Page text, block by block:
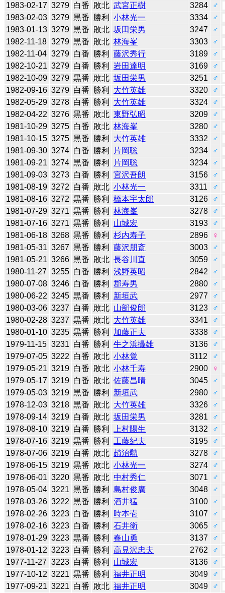
1983-02-17 3279 白番 敗北 武宮正樹 3284
♂
1983-02-03 3279 黒番 勝利 小林光一 3334
♂
1983-01-13 3279 黒番 敗北 坂田栄男 3247
♂
1982-11-18 3279 黒番 敗北 林海峯 3303
♂
1982-11-04 3279 白番 勝利 藤沢秀行 3189
♂
1982-10-21 3279 白番 勝利 岩田達明 3169
♂
1982-10-09 3279 黒番 敗北 坂田栄男 3251
♂
1982-09-16 3279 白番 勝利 大竹英雄 3320
♂
1982-05-29 3278 白番 勝利 大竹英雄 3324
♂
1982-04-22 3276 黒番 敗北 東野弘昭 3209
♂
1981-10-29 3275 白番 敗北 林海峯 3280
♂
1981-10-15 3275 黒番 勝利 大竹英雄 3332
♂
1981-09-30 3274 白番 勝利 片岡聡 3234
♂
1981-09-21 3274 黒番 勝利 片岡聡 3234
♂
1981-09-03 3273 白番 勝利 宮沢吾朗 3156
♂
1981-08-19 3272 白番 敗北 小林光一 3311
♂
1981-08-16 3272 黒番 勝利 橋本宇太郎 3126
♂
1981-07-29 3271 黒番 勝利 林海峯 3278
♂
1981-07-16 3271 黒番 勝利 山城宏 3193
♂
1981-06-18 3268 黒番 勝利 杉内寿子 2896
♀
1981-05-31 3267 黒番 勝利 藤沢朋斎 3003
♂
1981-05-21 3266 黒番 敗北 長谷川直 3059
♂
1980-11-27 3255 白番 勝利 浅野英昭 2842
♂
1980-07-08 3246 白番 勝利 郡寿男 2880
♂
1980-06-22 3245 黒番 勝利 新垣武 2977
♂
1980-03-06 3237 白番 敗北 山部俊郎 3123
♂
1980-02-28 3237 黒番 敗北 大竹英雄 3341
♂
1980-01-10 3235 黒番 勝利 加藤正夫 3338
♂
1979-11-15 3231 白番 勝利 牛之浜撮雄 3136
♂
1979-07-05 3222 白番 敗北 小林覚 3112
♂
1979-05-21 3219 白番 敗北 小林千寿 2900
♀
1979-05-17 3219 白番 敗北 佐藤昌晴 3045
♂
1979-05-03 3219 黒番 勝利 新垣武 2980
♂
1978-12-03 3218 黒番 敗北 大竹英雄 3326
♂
1978-09-14 3219 白番 敗北 坂田栄男 3281
♂
1978-08-10 3219 白番 勝利 上村陽生 3132
♂
1978-07-16 3219 黒番 勝利 工藤紀夫 3195
♂
1978-07-06 3219 白番 敗北 趙治勲 3278
♂
1978-06-15 3219 黒番 敗北 小林光一 3274
♂
1978-06-01 3220 黒番 敗北 中村秀仁 3071
♂
1978-05-04 3221 黒番 勝利 島村俊廣 3048
♂
1978-03-26 3222 黒番 勝利 酒井猛 3100
♂
1978-02-26 3223 白番 勝利 時本壱 3107
♂
1978-02-16 3223 白番 勝利 石井衛 3065
♂
1978-01-29 3223 黒番 勝利 春山勇 3137
♂
1978-01-12 3223 白番 勝利 高見沢忠夫 2762
♂
1977-11-27 3223 白番 勝利 山城宏 3136
♂
1977-10-12 3221 黒番 勝利 福井正明 3049
♂
1977-09-21 3221 白番 敗北 福井正明 3049
♂